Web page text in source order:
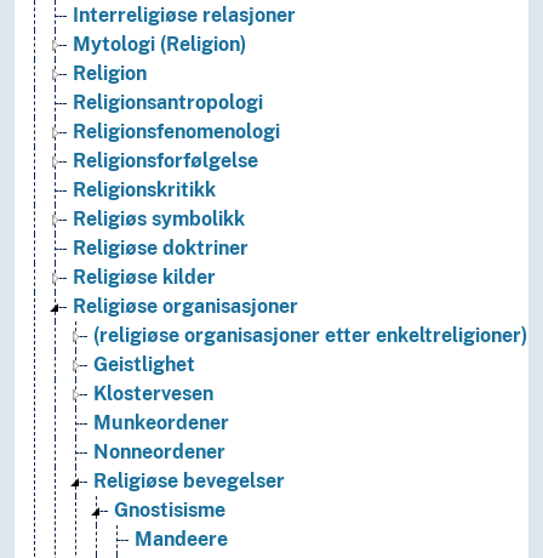
Interreligiøse relasjoner
Mytologi (Religion)
Religion
Religionsantropologi
Religionsfenomenologi
Religionsforfølgelse
Religionskritikk
Religiøs symbolikk
Religiøse doktriner
Religiøse kilder
Religiøse organisasjoner
(religiøse organisasjoner etter enkeltreligioner)
Geistlighet
Klostervesen
Munkeordener
Nonneordener
Religiøse bevegelser
Gnostisisme
Mandeere